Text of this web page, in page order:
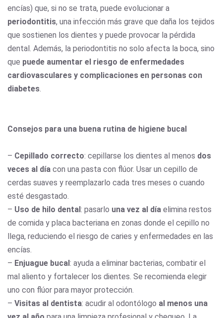
encías) que, si no se trata, puede evolucionar a
periodontitis, una infección más grave que daña los tejidos
que sostienen los dientes y puede provocar la pérdida
dental. Además, la periodontitis no solo afecta la boca, sino
que puede aumentar el riesgo de enfermedades
cardiovasculares y complicaciones en personas con
diabetes
Consejos para una buena rutina de higiene bucal
– Cepillado correcto: cepillarse los dientes al menos dos
veces al día con una pasta con flúor. Usar un cepillo de
cerdas suaves y reemplazarlo cada tres meses o cuando
esté desgastado.
– Uso de hilo dental: pasarlo una vez al día elimina restos
de comida y placa bacteriana en zonas donde el cepillo no
llega, reduciendo el riesgo de caries y enfermedades en las
encías.
– Enjuague bucal: ayuda a eliminar bacterias, combatir el
mal aliento y fortalecer los dientes. Se recomienda elegir
uno con flúor para mayor protección.
– Visitas al dentista: acudir al odontólogo al menos una